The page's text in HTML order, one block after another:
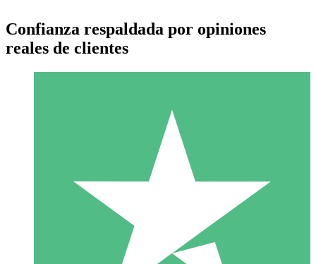
Paquetes de Créditos Individuales
Paga según el uso con créditos de descarga. Sin compromiso
10 00
Confianza respaldada por opiniones
reales de clientes